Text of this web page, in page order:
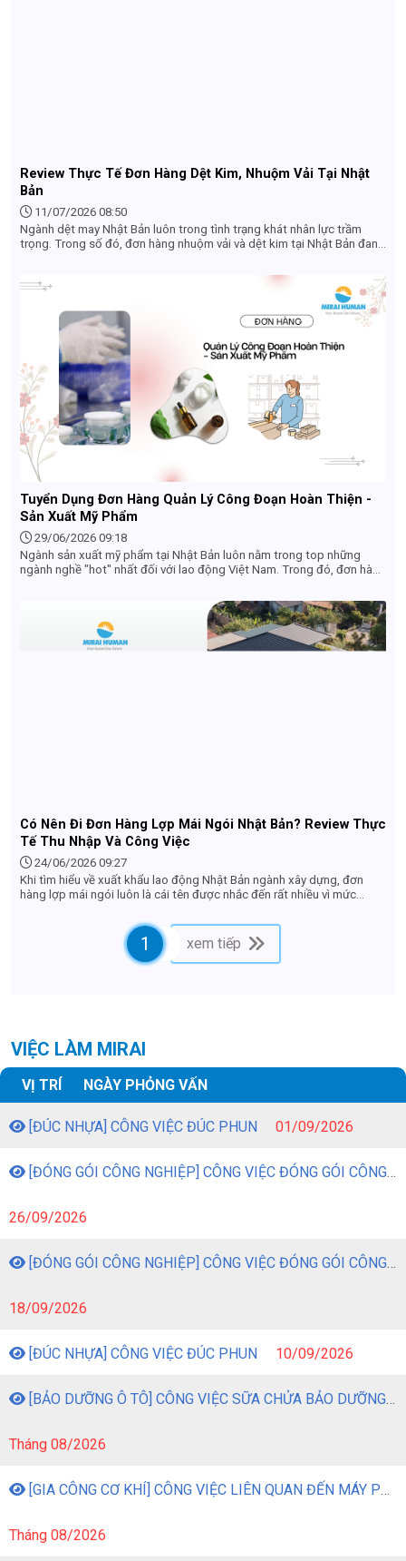
Review Thực Tế Đơn Hàng Dệt Kim, Nhuộm Vải Tại Nhật
Bản
11/07/2026 08:50
Ngành dệt may Nhật Bản luôn trong tình trạng khát nhân lực trầm
trọng. Trong số đó, đơn hàng nhuộm vải và dệt kim tại Nhật Bản đang
thu nhập ổn định, việc làm thêm nhiều và điều kiện tuyển dụng không
quá khắt khe. Nếu bạn đang tìm hiểu về công việc này để đi xuất khẩu
lao động Nhật Bản, bài viết dưới đây sẽ cung cấp cho bạn cái nhìn
thực tế và chi tiết nhất.
Tuyển Dụng Đơn Hàng Quản Lý Công Đoạn Hoàn Thiện -
Sản Xuất Mỹ Phẩm
29/06/2026 09:18
Ngành sản xuất mỹ phẩm tại Nhật Bản luôn nằm trong top những
ngành nghề "hot" nhất đối với lao động Việt Nam. Trong đó, đơn hàng
trường làm việc sạch sẽ, công việc không quá nặng nhọc và cơ hội
với mức lương hấp dẫn, hãy cùng tìm hiểu chi tiết về đơn hàng này
qua bài viết dưới đây.
Có Nên Đi Đơn Hàng Lợp Mái Ngói Nhật Bản? Review Thực
Tế Thu Nhập Và Công Việc
24/06/2026 09:27
Khi tìm hiểu về xuất khẩu lao động Nhật Bản ngành xây dựng, đơn
hàng lợp mái ngói luôn là cái tên được nhắc đến rất nhiều vì mức
trên cao có nguy hiểm không?", "Công việc có vất vả lắm không?" hay
"Thu nhập thực tế nhận về là bao nhiêu?". Bài viết này sẽ review chi
tiết và khách quan nhất về đơn hàng lợp mái ngói ở Nhật Bản để giúp
bạn có cái nhìn chuẩn xác trước khi quyết định nộp hồ sơ.
1 xem tiếp
VIỆC LÀM MIRAI
VỊ TRÍ NGÀY PHỎNG VẤN
[ĐÚC NHỰA] CÔNG VIỆC ĐÚC PHUN 01/09/2026
[ĐÓNG GÓI CÔNG NGHIỆP] CÔNG VIỆC ĐÓNG GÓI CÔNG NGHIỆP
26/09/2026
[ĐÓNG GÓI CÔNG NGHIỆP] CÔNG VIỆC ĐÓNG GÓI CÔNG NGHIỆP
18/09/2026
[ĐÚC NHỰA] CÔNG VIỆC ĐÚC PHUN 10/09/2026
[BẢO DƯỠNG Ô TÔ] CÔNG VIỆC SỮA CHỬA BẢO DƯỠNG Ô TÔ
Tháng 08/2026
[GIA CÔNG CƠ KHÍ] CÔNG VIỆC LIÊN QUAN ĐẾN MÁY PHAY
Tháng 08/2026